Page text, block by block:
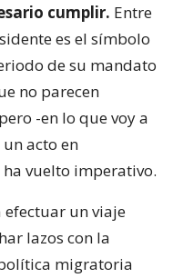
cumplir. Entre
es el símbolo
de su mandato
no parecen
-en lo que voy a
acto en
ha vuelto imperativo.
efectuar un viaje
lazos con la
migratoria